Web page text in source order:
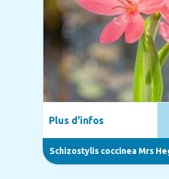
Schizostylis coccinea Mrs
Plus d'infos